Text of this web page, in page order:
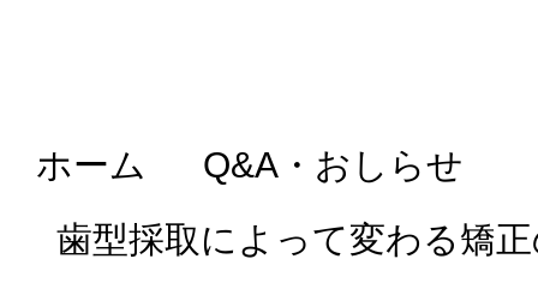
初めての方へ
ホーム
Q&A・おしらせ
歯型採取によって変わる矯